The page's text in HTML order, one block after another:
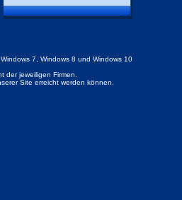
7, Windows 8 und Windows 10
der jeweiligen Firmen.
Site erreicht werden können.